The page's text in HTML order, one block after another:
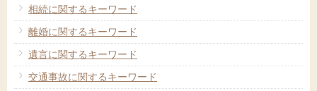
相続に関するキーワード
離婚に関するキーワード
遺言に関するキーワード
交通事故に関するキーワード